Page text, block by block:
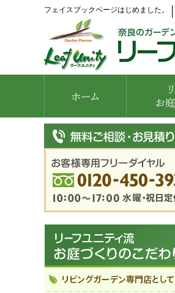
フェイスブックページはじめました。